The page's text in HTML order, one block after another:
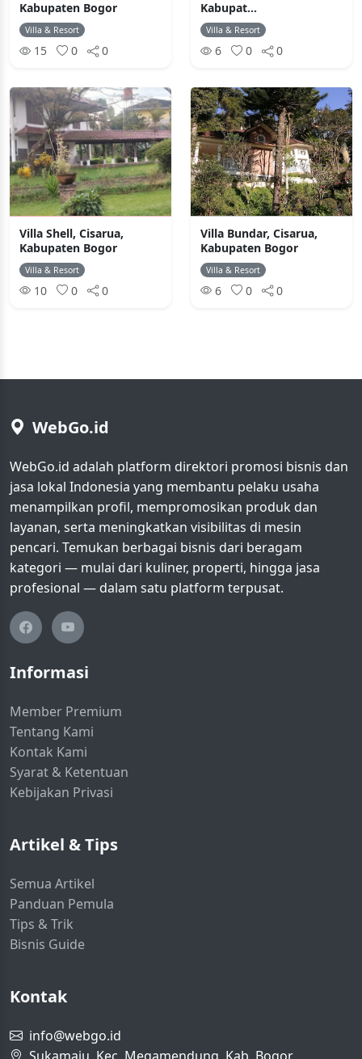
Kabupaten Bogor
Villa & Resort
15 0 0
Kabupat...
Villa & Resort
6 0 0
Villa Shell, Cisarua,
Kabupaten Bogor
Villa & Resort
10 0 0
Villa Bundar, Cisarua,
Kabupaten Bogor
Villa & Resort
6 0 0
WebGo.id
WebGo.id adalah platform direktori promosi bisnis dan
jasa lokal Indonesia yang membantu pelaku usaha
menampilkan profil, mempromosikan produk dan
layanan, serta meningkatkan visibilitas di mesin
pencari. Temukan berbagai bisnis dari beragam
kategori — mulai dari kuliner, properti, hingga jasa
profesional — dalam satu platform terpusat.
Informasi
Member Premium
Tentang Kami
Kontak Kami
Syarat & Ketentuan
Kebijakan Privasi
Artikel & Tips
Semua Artikel
Panduan Pemula
Tips & Trik
Bisnis Guide
Kontak
info@webgo.id
Sukamaju, Kec. Megamendung, Kab. Bogor,